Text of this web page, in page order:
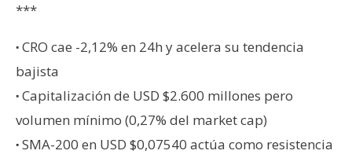
T
e
m
a
***
·CRO cae -2,12% en 24h y acelera su tendencia
bajista
·Capitalización de USD $2.600 millones pero
volumen mínimo (0,27% del market cap)
·SMA-200 en USD $0,07540 actúa como resistencia